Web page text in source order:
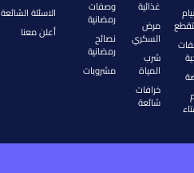
غذائية
مرض
السكري
شرب
المياة
خرافات
شائعة
وصفات
رمضانية
نصائح
رمضانية
مشروبات
الاسئلة الشائعة
أعلن معنا